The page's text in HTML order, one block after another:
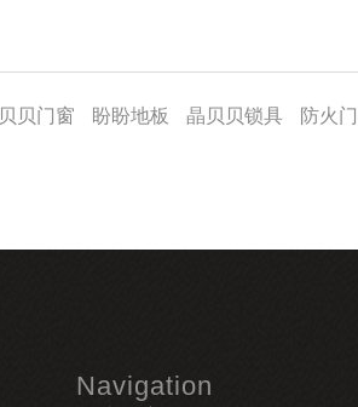
贝门窗 盼盼地板 晶贝贝锁具 防火门
Navigation